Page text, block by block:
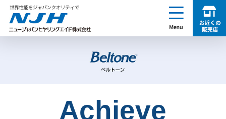
NJH ニュージャパンヒヤリングエイド株式会社
お近くの販売店を探す
Achieve